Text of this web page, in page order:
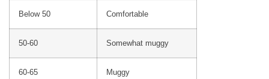
Below 50 Comfortable
50-60 Somewhat muggy
60-65 Muggy